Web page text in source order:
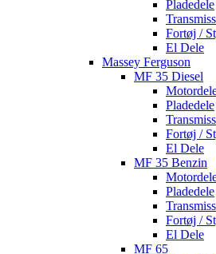
Pladedele
Fortøj /
El Dele
Massey Ferguson
MF 35 Diesel
Pladedele
Fortøj /
El Dele
MF 35 Benzin
Pladedele
Fortøj /
El Dele
MF 65